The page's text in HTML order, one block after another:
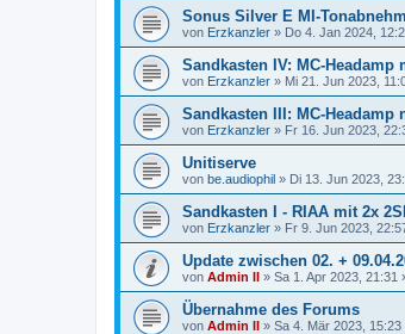
Sonus Silver E MI-
von Erzkanzler » Do 4. Jan 2024,
Sandkasten IV: MC-Headamp
von Erzkanzler » Mi 21. Jun 2023,
Sandkasten III: MC-Headamp
von Erzkanzler » Fr 16. Jun 2023,
Unitiserve
von be.audiophil » Di 13. Jun 2023,
Sandkasten I - RIAA mit 2x
von Erzkanzler » Fr 9. Jun 2023,
Update zwischen 02. +
von Admin II » Sa 1. Apr 2023, 21:31
Übernahme des Forums
von Admin II » Sa 4. Mär 2023, 15:23